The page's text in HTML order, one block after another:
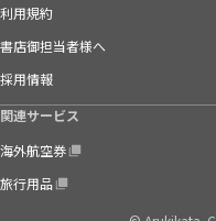
利用規約
書店御担当者様へ
採用情報
関連サービス
海外航空券
旅行用品